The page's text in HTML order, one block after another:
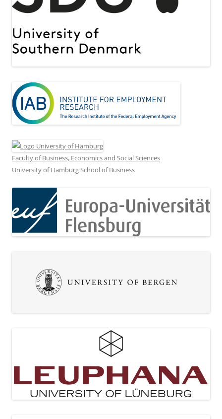
Faculty of Business, Economics and Social Sciences
University of Hamburg School of Business